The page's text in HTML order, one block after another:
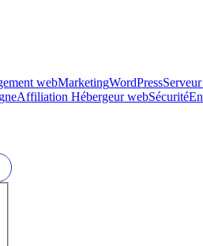
webMarketingWordPress
Affiliation Hébergeur webSécurité